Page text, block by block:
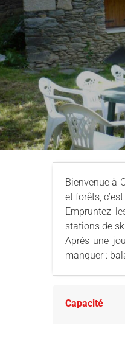
Bienvenue à
et forêts,
Empruntez
stations de
Après une
manquer :
Capacité